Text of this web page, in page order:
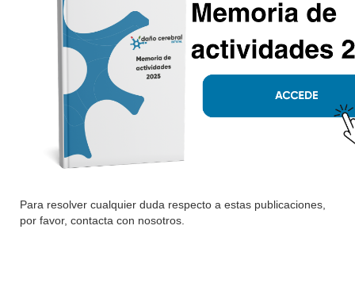
Para resolver cualquier duda respecto a estas publicaciones,
por favor, contacta con nosotros.